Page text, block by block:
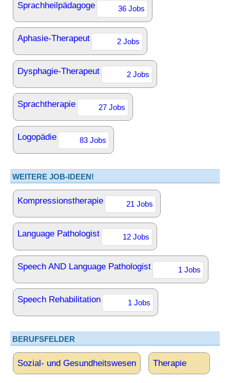
Sprachheilpädagoge 36 Jobs
Aphasie-Therapeut 2 Jobs
Dysphagie-Therapeut 2 Jobs
Sprachtherapie 27 Jobs
Logopädie 83 Jobs
WEITERE JOB-IDEEN!
Kompressionstherapie 21 Jobs
Language Pathologist 12 Jobs
Speech AND Language Pathologist 1 Jobs
Speech Rehabilitation 1 Jobs
BERUFSFELDER
Sozial- und Gesundheitswesen Therapie